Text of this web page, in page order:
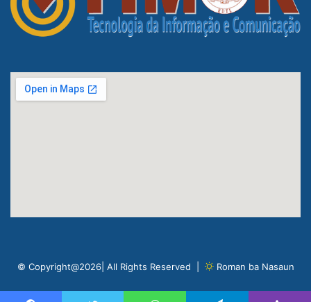
© Copyright@2026| All Rights Reserved | Roman ba Nasaun